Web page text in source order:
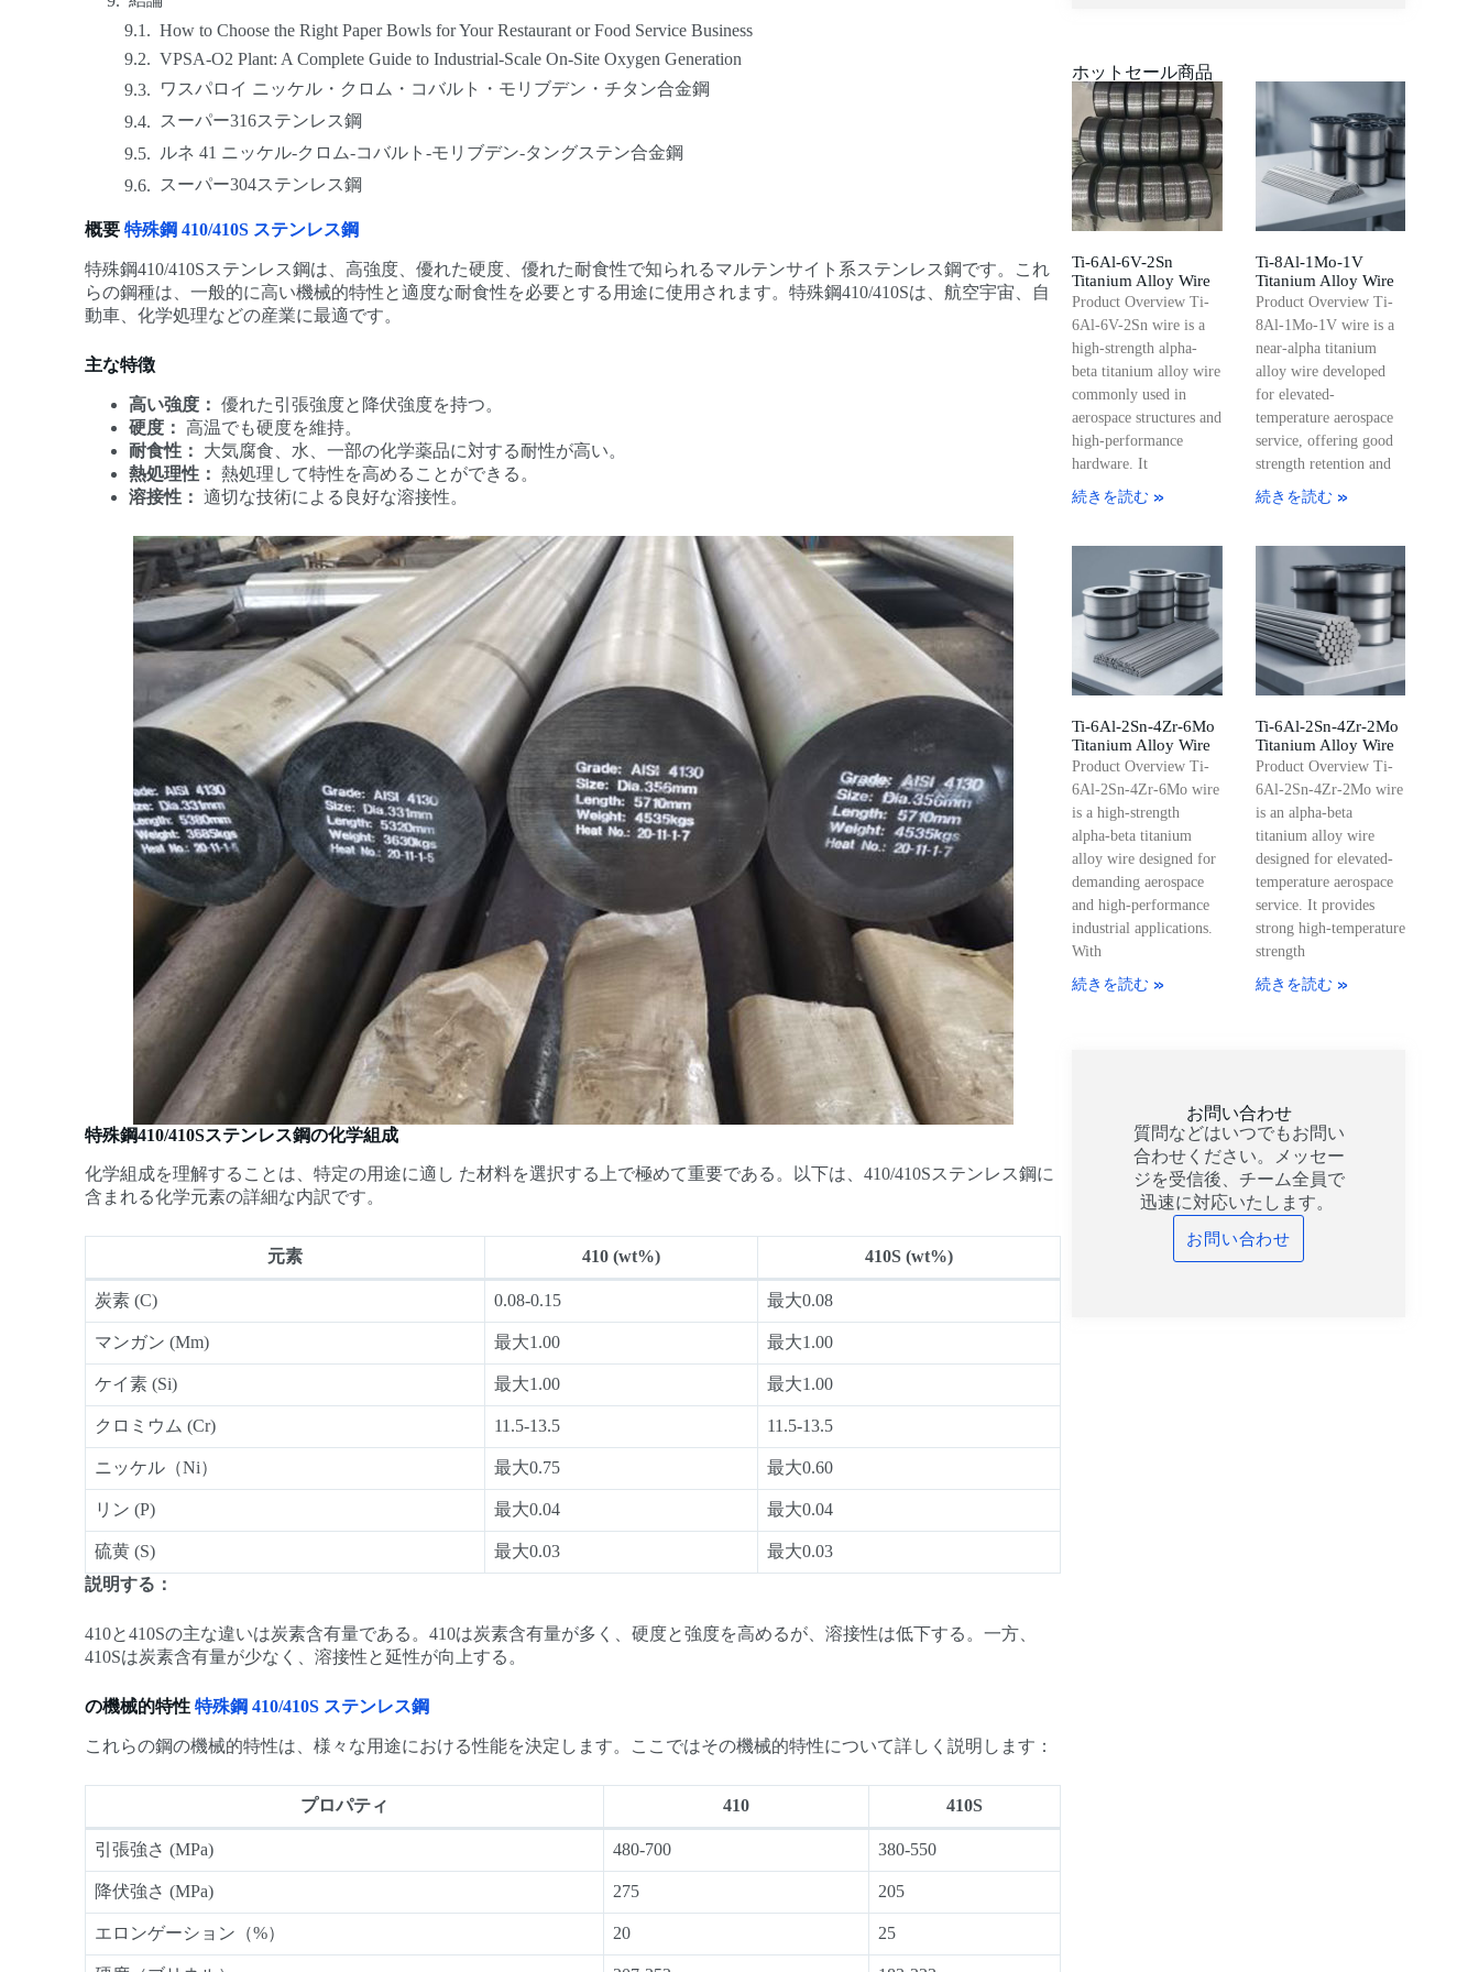
How to Choose the Right Paper Bowls for Your Restaurant or Food Service Business
VPSA-O2 Plant: A Complete Guide to Industrial-Scale On-Site Oxygen Generation
ワスパロイ ニッケル・クロム・コバルト・モリブデン・チタン合金鋼
スーパー316ステンレス鋼
ルネ 41 ニッケル-クロム-コバルト-モリブデン-タングステン合金鋼
スーパー304ステンレス鋼
概要特殊鋼 410/410S ステンレス鋼
特殊鋼410/410Sステンレス鋼は、高強度、優れた硬度、優れた耐食性で知られるマルテンサイト系ステンレス鋼です。これ
らの鋼種は、一般的に高い機械的特性と適度な耐食性を必要とする用途に使用されます。特殊鋼410/410Sは、航空宇宙、自
動車、化学処理などの産業に最適です。
主な特徴
高い強度： 優れた引張強度と降伏強度を持つ。
硬度： 高温でも硬度を維持。
耐食性：
大気腐食、水、一部の化学薬品に対する耐性が高い。
熱処理性： 熱処理して特性を高めることができる。
溶接性： 適切な技術による良好な溶接性。
特殊鋼410/410Sステンレス鋼の化学組成
化学組成を理解することは、特定の用途に適し た材料を選択する上で極めて重要である。以下は、410/410Sステンレス鋼に
含まれる化学元素の詳細な内訳です。
元素 410 (wt%) 410S (wt%)
炭素 (C) 0.08-0.15 最大0.08
マンガン (Mm) 最大1.00 最大1.00
ケイ素 (Si) 最大1.00 最大1.00
クロミウム (Cr) 11.5-13.5 11.5-13.5
ニッケル（Ni） 最大0.75 最大0.60
リン (P) 最大0.04 最大0.04
硫黄 (S) 最大0.03
最大0.03
説明する：
410と410Sの主な違いは炭素含有量である。410は炭素含有量が多く、硬度と強度を高めるが、溶接性は低下する。一方、
410Sは炭素含有量が少なく、溶接性と延性が向上する。
の機械的特性 特殊鋼 410/410S ステンレス鋼
これらの鋼の機械的特性は、様々な用途における性能を決定します。ここではその機械的特性について詳しく説明します：
プロパティ 410 410S
引張強さ (MPa) 480-700 380-550
降伏強さ (MPa) 275 205
エロンゲーション（%） 20 25
ホットセール商品
Ti-6Al-6V-2Sn
Titanium Alloy Wire
Product Overview Ti-
6Al-6V-2Sn wire is a
high-strength alpha-
beta titanium alloy wire
commonly used in
aerospace structures and
high-performance
hardware. It
続きを読む »
Ti-8Al-1Mo-1V
Titanium Alloy Wire
Product Overview Ti-
8Al-1Mo-1V wire is a
near-alpha titanium
alloy wire developed
for elevated-
temperature aerospace
service, offering good
strength retention and
続きを読む »
Ti-6Al-2Sn-4Zr-6Mo
Titanium Alloy Wire
Product Overview Ti-
6Al-2Sn-4Zr-6Mo wire
is a high-strength
alpha-beta titanium
alloy wire designed for
demanding aerospace
and high-performance
industrial applications.
With
続きを読む »
Ti-6Al-2Sn-4Zr-2Mo
Titanium Alloy Wire
Product Overview Ti-
6Al-2Sn-4Zr-2Mo wire
is an alpha-beta
titanium alloy wire
designed for elevated-
temperature aerospace
service. It provides
strong high-temperature
strength
続きを読む »
お問い合わせ
質問などはいつでもお問い
合わせください。メッセー
ジを受信後、チーム全員で
迅速に対応いたします。
お問い合わせ